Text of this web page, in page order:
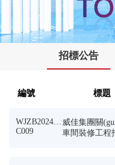
招標公告
編號 標題
WJZB2024G
C009
威佳集團關
車間裝修工程